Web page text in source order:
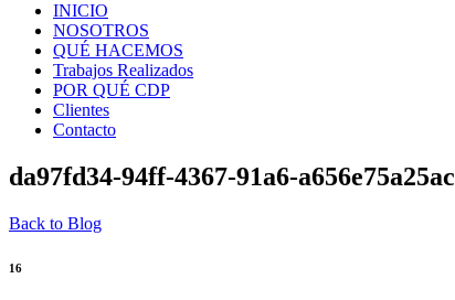
INICIO
NOSOTROS
QUÉ HACEMOS
Trabajos Realizados
POR QUÉ CDP
Clientes
Contacto
da97fd34-94ff-4367-91a6-a656e75a25ac
Back to Blog
16